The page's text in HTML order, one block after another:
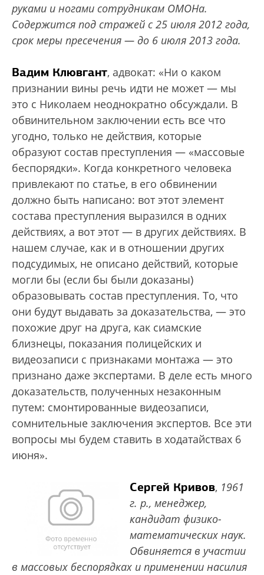
руками и ногами сотрудникам ОМОНа.
Содержится под стражей с 25 июля 2012 года,
срок меры пресечения — до 6 июля 2013 года.
Вадим Клювгант, адвокат: «Ни о каком
признании вины речь идти не может — мы
это с Николаем неоднократно обсуждали. В
обвинительном заключении есть все что
угодно, только не действия, которые
образуют состав преступления — «массовые
беспорядки». Когда конкретного человека
привлекают по статье, в его обвинении
должно быть написано: вот этот элемент
состава преступления выразился в одних
действиях, а вот этот — в других действиях. В
нашем случае, как и в отношении других
подсудимых, не описано действий, которые
могли бы (если бы были доказаны)
образовывать состав преступления. То, что
они будут выдавать за доказательства, — это
похожие друг на друга, как сиамские
близнецы, показания полицейских и
видеозаписи с признаками монтажа — это
признано даже экспертами. В деле есть много
доказательств, полученных незаконным
путем: смонтированные видеозаписи,
сомнительные заключения экспертов. Все эти
вопросы мы будем ставить в ходатайствах 6
июня».
Сергей Кривов, 1961
г. р., менеджер,
кандидат физико-
математических наук.
Обвиняется в участии
в массовых беспорядках и применении насилия